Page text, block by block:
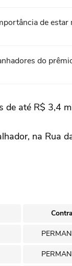
de estar
do
de até R$ 3,4
na Rua